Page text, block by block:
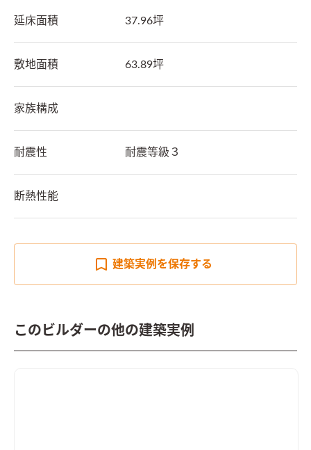
延床面積 37.96坪
敷地面積 63.89坪
家族構成
耐震性 耐震等級３
断熱性能
建築実例を保存する
このビルダーの他の建築実例